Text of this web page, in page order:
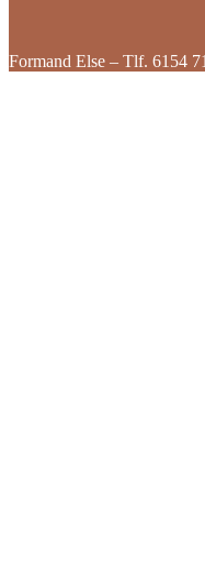
Formand Else – Tlf. 6154